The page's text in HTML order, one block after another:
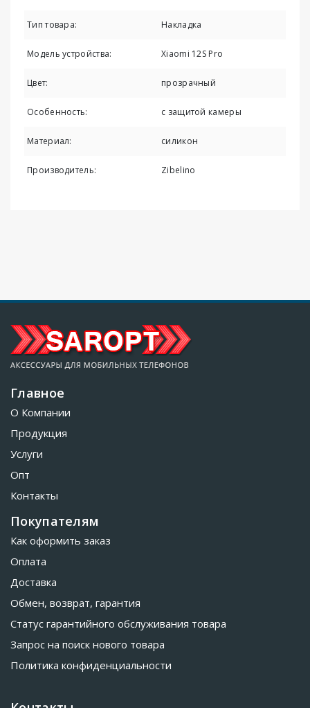
Тип товара: Накладка
Модель устройства: Xiaomi 12S Pro
Цвет: прозрачный
Особенность: с защитой камеры
Материал: силикон
Производитель: Zibelino
Главное
О Компании
Продукция
Услуги
Опт
Контакты
Покупателям
Как оформить заказ
Оплата
Доставка
Обмен, возврат, гарантия
Статус гарантийного обслуживания товара
Запрос на поиск нового товара
Политика конфиденциальности